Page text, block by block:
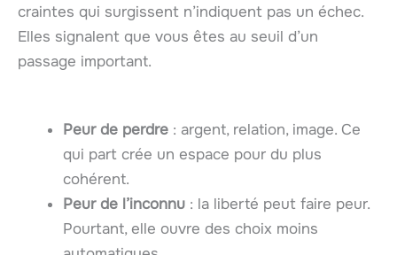
craintes qui surgissent n’indiquent pas un échec.
Elles signalent que vous êtes au seuil d’un
passage important.
Peur de perdre : argent, relation, image. Ce
qui part crée un espace pour du plus
cohérent.
Peur de l’inconnu : la liberté peut faire peur.
Pourtant, elle ouvre des choix moins